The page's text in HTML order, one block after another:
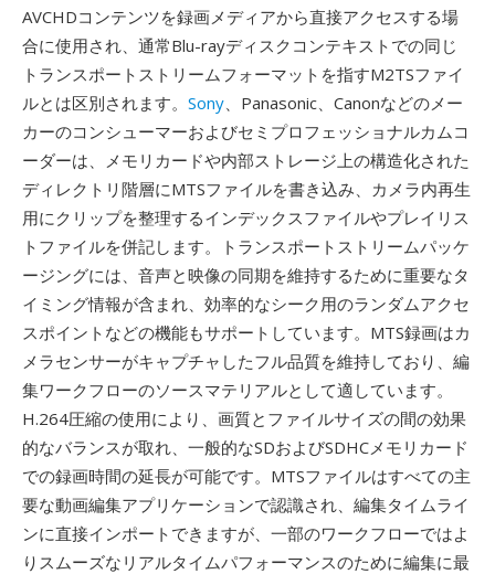
AVCHDコンテンツを録画メディアから直接アクセスする場
合に使用され、通常Blu-rayディスクコンテキストでの同じ
トランスポートストリームフォーマットを指すM2TSファイ
ルとは区別されます。 Sony、Panasonic、Canonなどのメー
カーのコンシューマーおよびセミプロフェッショナルカムコ
ーダーは、メモリカードや内部ストレージ上の構造化された
ディレクトリ階層にMTSファイルを書き込み、カメラ内再生
用にクリップを整理するインデックスファイルやプレイリス
トファイルを併記します。トランスポートストリームパッケ
ージングには、音声と映像の同期を維持するために重要なタ
イミング情報が含まれ、効率的なシーク用のランダムアクセ
スポイントなどの機能もサポートしています。MTS録画はカ
メラセンサーがキャプチャしたフル品質を維持しており、編
集ワークフローのソースマテリアルとして適しています。
H.264圧縮の使用により、画質とファイルサイズの間の効果
的なバランスが取れ、一般的なSDおよびSDHCメモリカード
での録画時間の延長が可能です。MTSファイルはすべての主
要な動画編集アプリケーションで認識され、編集タイムライ
ンに直接インポートできますが、一部のワークフローではよ
りスムーズなリアルタイムパフォーマンスのために編集に最